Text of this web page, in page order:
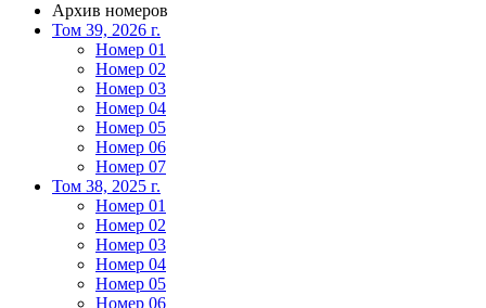
Архив номеров
Том 39, 2026 г.
Номер 01
Номер 02
Номер 03
Номер 04
Номер 05
Номер 06
Номер 07
Том 38, 2025 г.
Номер 01
Номер 02
Номер 03
Номер 04
Номер 05
Номер 06